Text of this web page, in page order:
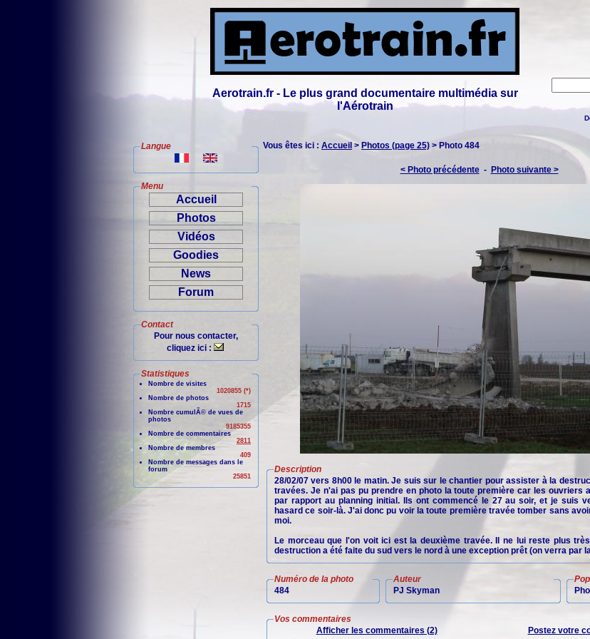
Aerotrain.fr - Le plus grand documentaire multimédia sur
l'Aérotrain
Langue
Menu
Accueil
Photos
Vidéos
Goodies
News
Forum
Contact
Pour nous contacter,
cliquez ici :
Statistiques
Nombre de visites
1020855 (*)
Nombre de photos
1715
Nombre cumulÃ© de vues de
photos
9185355
Nombre de commentaires
2811
Nombre de membres
409
Nombre de messages dans le
forum
25851
Vous êtes ici : Accueil > Photos (page 25) > Photo 484
< Photo précédente- Photo suivante >
Description
28/02/07 vers 8h00 le matin. Je suis sur le chantier pour assister à la
travées. Je n'ai pas pu prendre en photo la toute première car les ouvriers
par rapport au planning initial. Ils ont commencé le 27 au soir, et je suis
hasard ce soir-là. J'ai donc pu voir la toute première travée tomber sans
moi.
Le morceau que l'on voit ici est la deuxième travée. Il ne lui reste plus
destruction a été faite du sud vers le nord à une exception prêt (on verra par
Numéro de la photo
484
Auteur
PJ Skyman
Vos commentaires
Afficher les commentaires (2)
Postez votre